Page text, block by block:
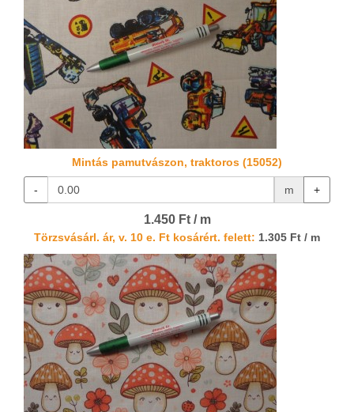
Mintás pamutvászon, traktoros (15052)
- m +
1.450 Ft / m
Törzsvásárl. ár, v. 10 e. Ft kosárért. felett: 1.305 Ft / m